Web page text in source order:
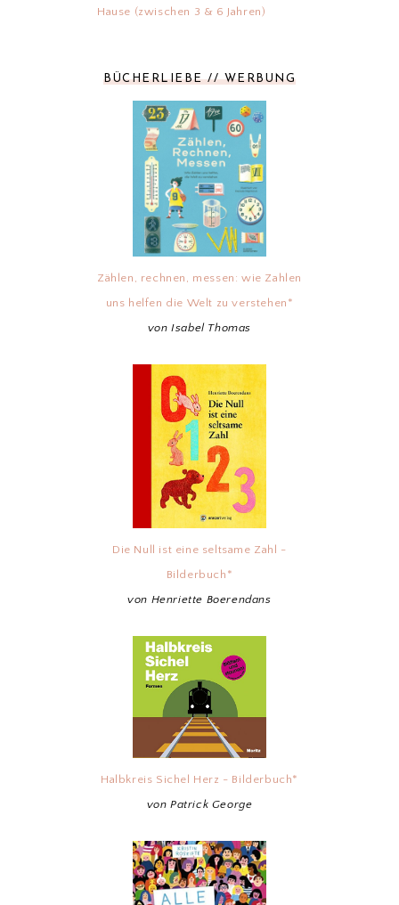
Hause (zwischen 3 & 6 Jahren)
BÜCHERLIEBE // WERBUNG
Zählen, rechnen, messen: wie Zahlen
uns helfen die Welt zu verstehen*
von Isabel Thomas
Die Null ist eine seltsame Zahl -
Bilderbuch*
von Henriette Boerendans
Halbkreis Sichel Herz - Bilderbuch*
von Patrick George